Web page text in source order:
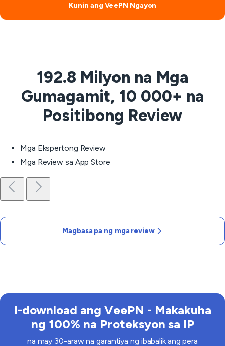
Kunin ang VeePN Ngayon
192.8 Milyon na Mga
Gumagamit, 10 000+ na
Positibong Review
Mga Ekspertong Review
Mga Review sa App Store
Magbasa pa ng mga review
I-download ang VeePN - Makakuha
ng 100% na Proteksyon sa IP
na may 30-araw na garantiya ng ibabalik ang pera